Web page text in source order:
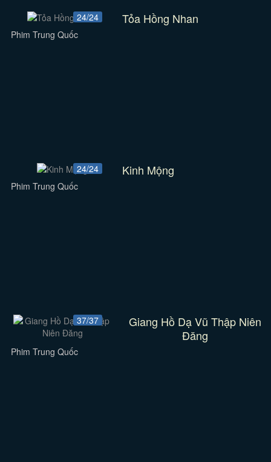
24/24 Tỏa Hồng Nhan
Phim Trung Quốc
24/24 Kinh Mộng
Phim Trung Quốc
37/37
Giang Hồ Dạ Vũ Thập Niên
Đăng
Phim Trung Quốc